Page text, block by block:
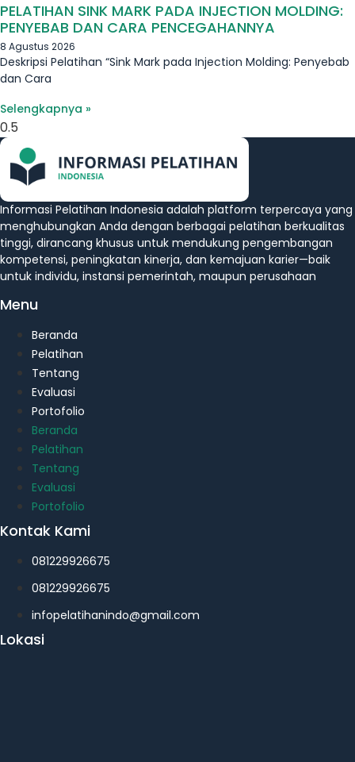
PELATIHAN SINK MARK PADA INJECTION MOLDING:
PENYEBAB DAN CARA PENCEGAHANNYA
8 Agustus 2026
Deskripsi Pelatihan “Sink Mark pada Injection Molding: Penyebab
dan Cara
Selengkapnya »
Informasi Pelatihan Indonesia adalah platform terpercaya yang
menghubungkan Anda dengan berbagai pelatihan berkualitas
tinggi, dirancang khusus untuk mendukung pengembangan
kompetensi, peningkatan kinerja, dan kemajuan karier—baik
untuk individu, instansi pemerintah, maupun perusahaan
Menu
Beranda
Pelatihan
Tentang
Evaluasi
Portofolio
Beranda
Pelatihan
Tentang
Evaluasi
Portofolio
Kontak Kami
081229926675
081229926675
infopelatihanindo@gmail.com
Lokasi